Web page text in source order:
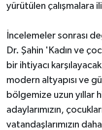
yürütülen çalışmalara
İncelemeler sonrası
Dr. Şahin 'Kadın ve
bir ihtiyacı
modern altyapısı ve
bölgemize uzun yıllar
adaylarımızın,
vatandaşlarımızın